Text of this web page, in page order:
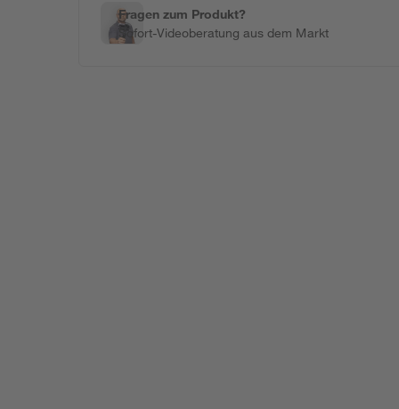
Fragen zum Produkt?
Sofort-Videoberatung aus dem Markt